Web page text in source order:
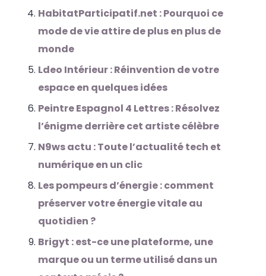
HabitatParticipatif.net : Pourquoi ce
mode de vie attire de plus en plus de
monde
Ldeo Intérieur : Réinvention de votre
espace en quelques idées
Peintre Espagnol 4 Lettres : Résolvez
l’énigme derrière cet artiste célèbre
N9ws actu : Toute l’actualité tech et
numérique en un clic
Les pompeurs d’énergie : comment
préserver votre énergie vitale au
quotidien ?
Brigyt : est-ce une plateforme, une
marque ou un terme utilisé dans un